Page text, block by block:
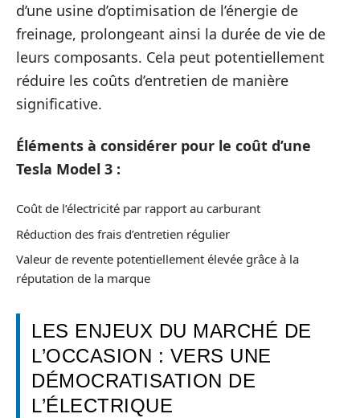
d’une usine d’optimisation de l’énergie de
freinage, prolongeant ainsi la durée de vie de
leurs composants. Cela peut potentiellement
réduire les coûts d’entretien de manière
significative.
Éléments à considérer pour le coût d’une
Tesla Model 3 :
Coût de l’électricité par rapport au carburant
Réduction des frais d’entretien régulier
Valeur de revente potentiellement élevée grâce à la
réputation de la marque
LES ENJEUX DU MARCHÉ DE
L’OCCASION : VERS UNE
DÉMOCRATISATION DE
L’ÉLECTRIQUE